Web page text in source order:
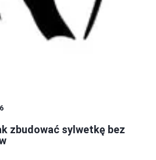
zbudować sylwetkę bez